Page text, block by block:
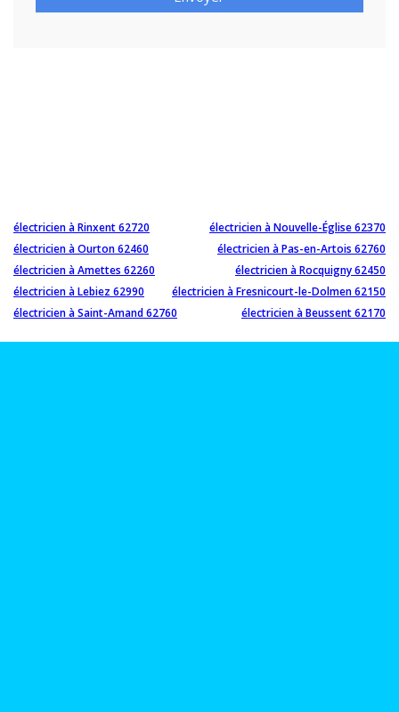
électricien à Rinxent 62720
électricien à Nouvelle-Église 62370
électricien à Ourton 62460
électricien à Pas-en-Artois 62760
électricien à Amettes 62260
électricien à Rocquigny 62450
électricien à Lebiez 62990
électricien à Fresnicourt-le-Dolmen 62150
électricien à Saint-Amand 62760
électricien à Beussent 62170